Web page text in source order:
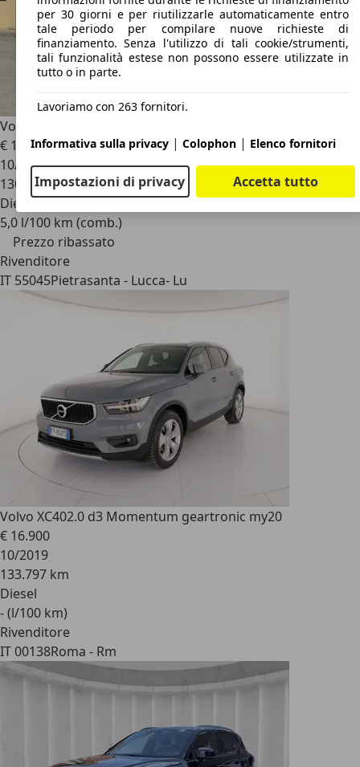
Volvo XC40
€ 16.990€ 17.990,-
10/2019
130.000 km
Diesel
5,0 l/100 km (comb.)
Prezzo ribassato
Rivenditore
IT 55045Pietrasanta - Lucca- Lu
Volvo XC402.0 d3 Momentum geartronic my20
€ 16.900
10/2019
133.797 km
Diesel
- (l/100 km)
Rivenditore
IT 00138Roma - Rm
per 30 giorni e per riutilizzarle automaticamente entro
tale periodo per compilare nuove richieste di
finanziamento. Senza l'utilizzo di tali cookie/strumenti,
tali funzionalità estese non possono essere utilizzate in
tutto o in parte.
Lavoriamo con 263 fornitori.
Informativa sulla privacy | Colophon | Elenco fornitori
Impostazioni di privacy Accetta tutto